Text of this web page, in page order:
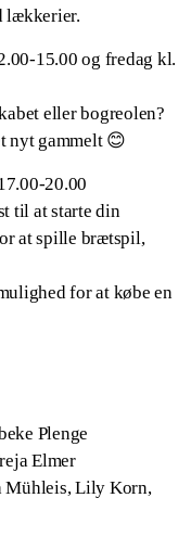
lækkerier.
15.00 og fredag kl.
eller bogreolen?
nyt gammelt 😊
20.00
til at starte din
at spille brætspil,
for at købe en
Plenge
Elmer
Mühleis, Lily Korn,